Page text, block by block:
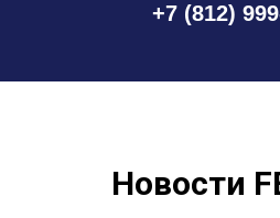
+7 (812)
Новости